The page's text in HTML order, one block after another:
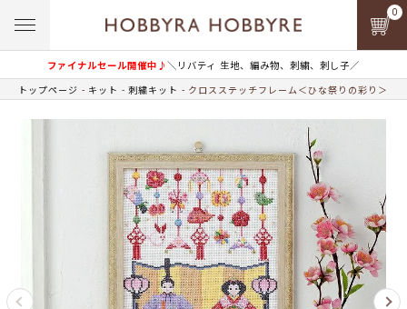
ファイナルセール開催中♪＼リバティ 生地、編み物、刺繍、刺し子／
0
トップページ キット 刺繍キット クロスステッチフレーム＜ひな祭りの彩り＞